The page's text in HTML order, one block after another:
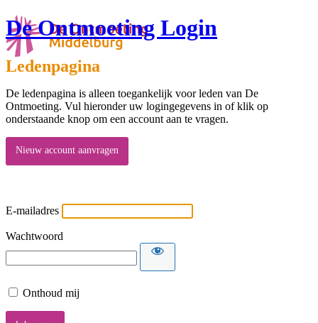
De Ontmoeting Login
Ledenpagina
De ledenpagina is alleen toegankelijk voor leden van De
Ontmoeting. Vul hieronder uw logingegevens in of klik op
onderstaande knop om een account aan te vragen.
Nieuw account aanvragen
E-mailadres
Wachtwoord
Onthoud mij